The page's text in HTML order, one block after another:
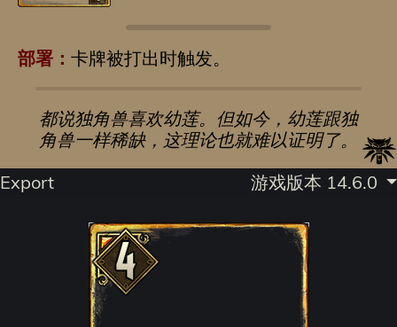
部署： 卡牌被打出时触发。
都说独角兽喜欢幼莲。但如今，幼莲跟独
角兽一样稀缺，这理论也就难以证明了。
Export
游戏版本 14.6.0